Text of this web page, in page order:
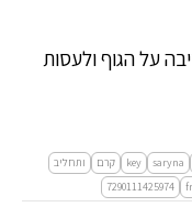
על הגוף ולעסות
saryna
key קרם
ותחליב
7290111425974